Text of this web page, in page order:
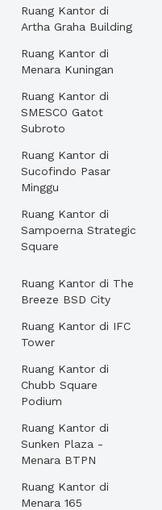
Ruang Kantor di
Artha Graha Building
Ruang Kantor di
Menara Kuningan
Ruang Kantor di
SMESCO Gatot
Subroto
Ruang Kantor di
Sucofindo Pasar
Minggu
Ruang Kantor di
Sampoerna Strategic
Square
Ruang Kantor di The
Breeze BSD City
Ruang Kantor di IFC
Tower
Ruang Kantor di
Chubb Square
Podium
Ruang Kantor di
Sunken Plaza -
Menara BTPN
Ruang Kantor di
Menara 165